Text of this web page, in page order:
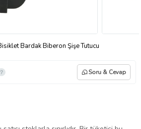
Bardak Biberon Şişe Tutucu
Soru & Cevap